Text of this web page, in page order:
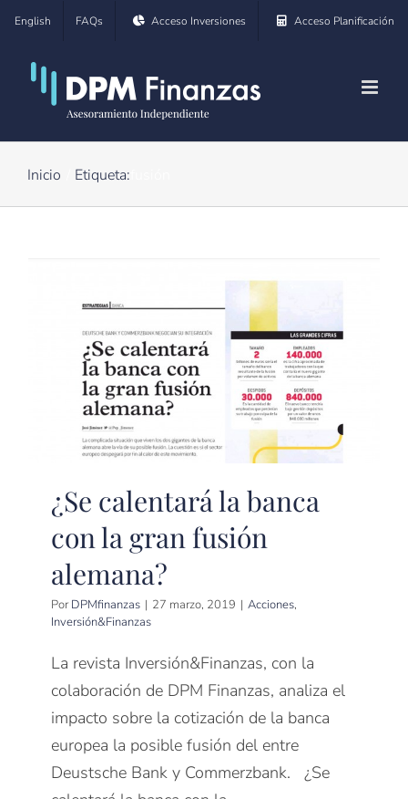
Saltar
contenido
English FAQs Acceso Inversiones Acceso Planificación
Inicio Etiqueta:
¿Se calentará la banca
con la gran fusión
alemana?
PorDPMfinanzas | 27 marzo, 2019 | Acciones,
Inversión&Finanzas
La revista Inversión&Finanzas, con la
colaboración de DPM Finanzas, analiza el
impacto sobre la cotización de la banca
europea la posible fusión del entre
Deustsche Bank y Commerzbank. ¿Se